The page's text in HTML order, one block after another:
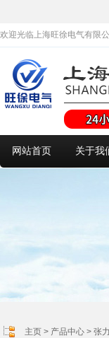
欢迎光临上海旺徐电气有限
网站首页 关于我
主页 > 产品中心 > 张